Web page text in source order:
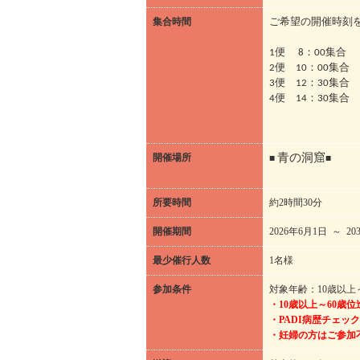
集合時間 ご希望の開催時刻
1便 8：00集合
2便 10：00集合
3便 12：30集合
4便 14：30集合
開催場所 ■ 青の洞窟■
所要時間 約2時間30分
開催期間 2026年6月1日 ～
最少催行人数 1名様
参加条件
対象年齢：10歳以上
・10歳以上～60歳
・PADI病歴チェッ
・妊婦の方はご参加